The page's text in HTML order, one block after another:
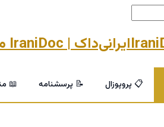
ایرانی‌داک | IraniDoc مرجع تخصصی پایان‌نامه و خدمات پژوهشی دانشگاهی
📋 پروپوزال 📝 پرسشنامه 📖